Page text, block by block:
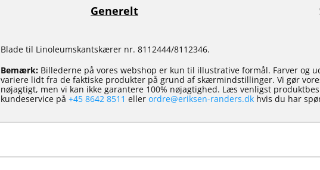
Generelt
Blade til Linoleumskantskærer nr. 8112444/8112346.
Bemærk:Billederne på vores webshop er kun til illustrative formål. Farver og
variere lidt fra de faktiske produkter på grund af skærmindstillinger. Vi gør
nøjagtigt, men vi kan ikke garantere 100% nøjagtighed. Læs venligst
kundeservice på +45 8642 8511 eller ordre@eriksen-randers.dkhvis du har